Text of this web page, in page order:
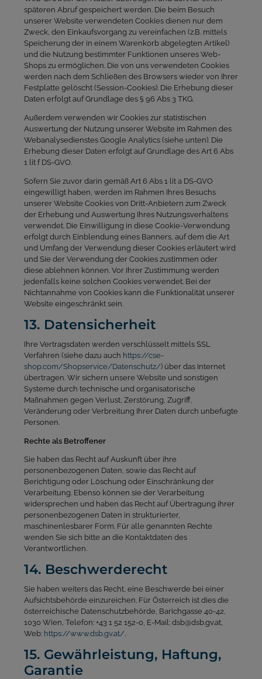
späteren Abruf gespeichert werden. Die beim Besuch
unserer Website verwendeten Cookies dienen nur dem
Zweck, den Einkaufsvorgang zu vereinfachen (z.B. mittels
Speicherung der in einem Warenkorb abgelegten Artikel)
und die Nutzung bestimmter Funktionen unseres Web-
Shops zu ermöglichen. Die von uns verwendeten Cookies
werden nach dem Schließen des Browsers wieder von Ihrer
Festplatte gelöscht (Session-Cookies). Die Erhebung dieser
Daten erfolgt auf Grundlage des § 96 Abs 3 TKG.
Außerdem verwenden wir Cookies zur statistischen
Auswertung der Nutzung unserer Website im Rahmen des
Webanalysedienstes Google Analytics (siehe unten). Die
Erhebung dieser Daten erfolgt auf Grundlage des Art 6 Abs
1 lit f DS-GVO.
Sofern Sie zuvor darin gemäß Art 6 Abs 1 lit a DS-GVO
eingewilligt haben, werden im Rahmen Ihres Besuchs
unserer Website Cookies von Dritt-Anbietern zum Zweck
der Erhebung und Auswertung Ihres Nutzungsverhaltens
verwendet. Die Einwilligung in diese Cookie-Verwendung
erfolgt durch Einblendung eines Banners, auf dem die Art
und Umfang der Verwendung dieser Cookies erläutert wird
und Sie der Verwendung der Cookies zustimmen oder
diese ablehnen können. Vor Ihrer Zustimmung werden
jedenfalls keine solchen Cookies verwendet. Bei der
Nichtannahme von Cookies kann die Funktionalität unserer
Website eingeschränkt sein.
13. Datensicherheit
Ihre Vertragsdaten werden verschlüsselt mittels SSL
Verfahren (siehe dazu auch https://cse-
shop.com/Shopservice/Datenschutz/) über das Internet
übertragen. Wir sichern unsere Website und sonstigen
Systeme durch technische und organisatorische
Maßnahmen gegen Verlust, Zerstörung, Zugriff,
Veränderung oder Verbreitung Ihrer Daten durch unbefugte
Personen.
Rechte als Betroffener
Sie haben das Recht auf Auskunft über ihre
personenbezogenen Daten, sowie das Recht auf
Berichtigung oder Löschung oder Einschränkung der
Verarbeitung. Ebenso können sie der Verarbeitung
widersprechen und haben das Recht auf Übertragung ihrer
personenbezogenen Daten in strukturierter,
maschinenlesbarer Form. Für alle genannten Rechte
wenden Sie sich bitte an die Kontaktdaten des
Verantwortlichen.
14. Beschwerderecht
Sie haben weiters das Recht, eine Beschwerde bei einer
Aufsichtsbehörde einzureichen. Für Österreich ist dies die
österreichische Datenschutzbehörde, Barichgasse 40-42,
1030 Wien, Telefon: +43 1 52 152-0, E-Mail: dsb@dsb.gv.at,
Web: https://www.dsb.gv.at/.
15. Gewährleistung, Haftung,
Garantie